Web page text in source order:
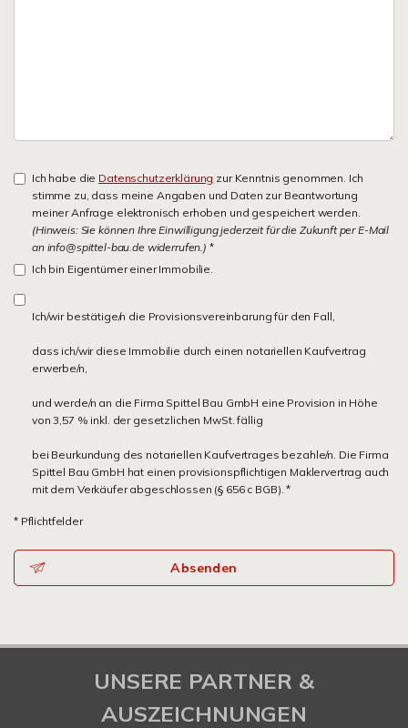
Ich habe die Datenschutzerklärung zur Kenntnis genommen. Ich
stimme zu, dass meine Angaben und Daten zur Beantwortung
meiner Anfrage elektronisch erhoben und gespeichert werden.
(Hinweis: Sie können Ihre Einwilligung jederzeit für die Zukunft per E-Mail
an info@spittel-bau.de widerrufen.) *
Ich bin Eigentümer einer Immobilie.
Ich/wir bestätige/n die Provisionsvereinbarung für den Fall,
dass ich/wir diese Immobilie durch einen notariellen Kaufvertrag
erwerbe/n,
und werde/n an die Firma Spittel Bau GmbH eine Provision in Höhe
von 3,57 % inkl. der gesetzlichen MwSt. fällig
bei Beurkundung des notariellen Kaufvertrages bezahle/n. Die Firma
Spittel Bau GmbH hat einen provisionspflichtigen Maklervertrag auch
mit dem Verkäufer abgeschlossen (§ 656 c BGB). *
* Pflichtfelder
Absenden
UNSERE PARTNER &
AUSZEICHNUNGEN